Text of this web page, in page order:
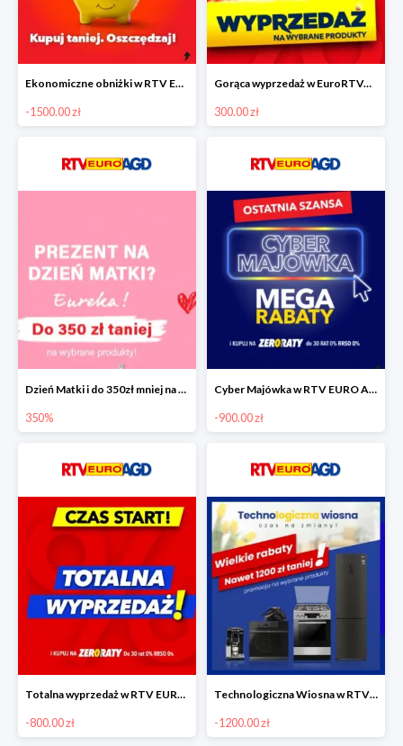
Ekonomiczne obniżki w RTV EURO AGD do -1500 zł
-1500.00 zł
Gorąca wyprzedaż w EuroRTVAGD
300.00 zł
Dzień Matki i do 350zł mniej na wybrane produkty
350%
Cyber Majówka w RTV EURO AGD do -900 zł
-900.00 zł
Totalna wyprzedaż w RTV EURO AGD do -800 zł
-800.00 zł
Technologiczna Wiosna w RTV EURO AGD - rabaty do -1200 zł
-1200.00 zł